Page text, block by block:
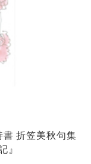
折笠美秋句集
』